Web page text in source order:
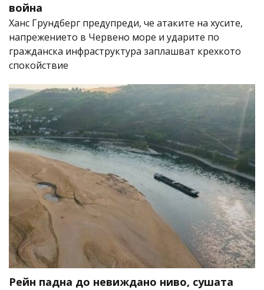
война
Ханс Грундберг предупреди, че атаките на хусите,
напрежението в Червено море и ударите по
гражданска инфраструктура заплашват крехкото
спокойствие
Рейн падна до невиждано ниво, сушата